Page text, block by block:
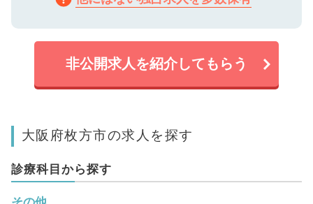
非公開求人を紹介してもらう
大阪府枚方市の求人を探す
診療科目から探す